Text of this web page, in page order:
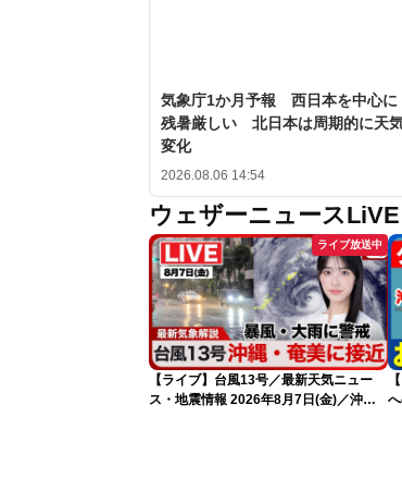
気象庁1か月予報 西日本を中心に
残暑厳しい 北日本は周期的に天
変化
2026.08.06 14:54
ウェザーニュースLiVE
ライブ放送中
【ライブ】台風13号／最新天気ニュー
ス・地震情報 2026年8月7日(金)／沖